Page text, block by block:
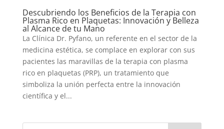
Descubriendo los Beneficios de la Terapia con
Plasma Rico en Plaquetas: Innovación y Belleza
al Alcance de tu Mano
La Clínica Dr. Pyfano, un referente en el sector de la
medicina estética, se complace en explorar con sus
pacientes las maravillas de la terapia con plasma
rico en plaquetas (PRP), un tratamiento que
simboliza la unión perfecta entre la innovación
científica y el...